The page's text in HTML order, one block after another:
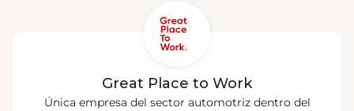
Great Place to Work
Única empresa del sector automotriz dentro del